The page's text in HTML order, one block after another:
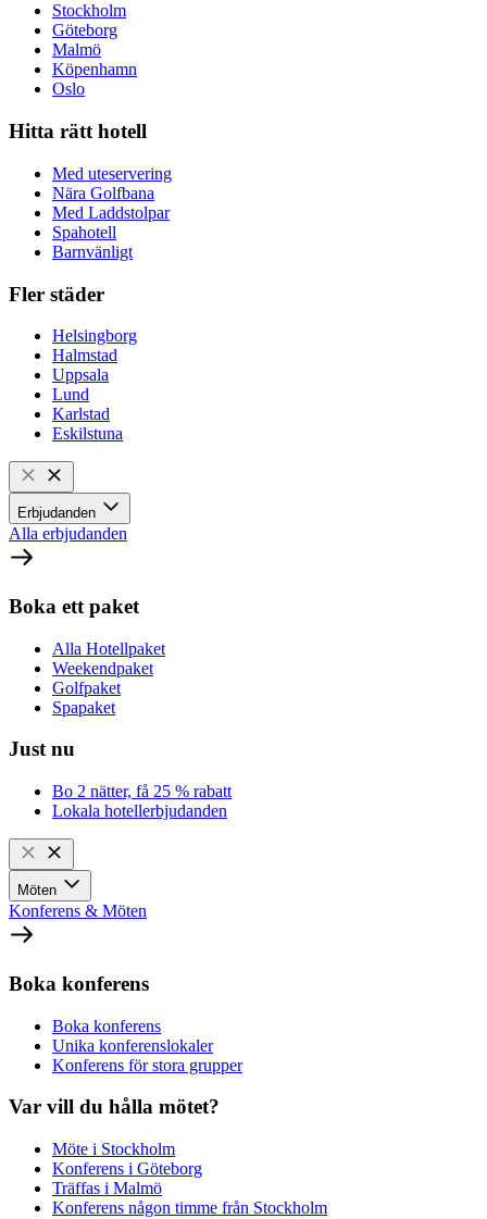
Stockholm
Göteborg
Malmö
Köpenhamn
Oslo
Hitta rätt hotell
Med uteservering
Nära Golfbana
Med Laddstolpar
Spahotell
Barnvänligt
Fler städer
Helsingborg
Halmstad
Uppsala
Lund
Karlstad
Eskilstuna
Erbjudanden
Alla erbjudanden
Boka ett paket
Alla Hotellpaket
Weekendpaket
Golfpaket
Spapaket
Just nu
Bo 2 nätter, få 25 % rabatt
Lokala hotellerbjudanden
Möten
Konferens & Möten
Boka konferens
Boka konferens
Unika konferenslokaler
Konferens för stora grupper
Var vill du hålla mötet?
Möte i Stockholm
Konferens i Göteborg
Träffas i Malmö
Konferens någon timme från Stockholm